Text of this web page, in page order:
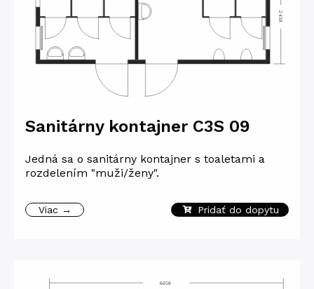
Sanitárny kontajner C3S 09
Jedná sa o sanitárny kontajner s toaletami a
rozdelením "muži/ženy".
Viac → Pridať do dopytu